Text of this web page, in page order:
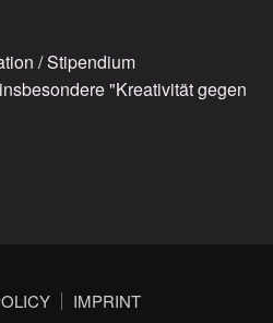
/ Stipendium
"Kreativität gegen
IMPRINT